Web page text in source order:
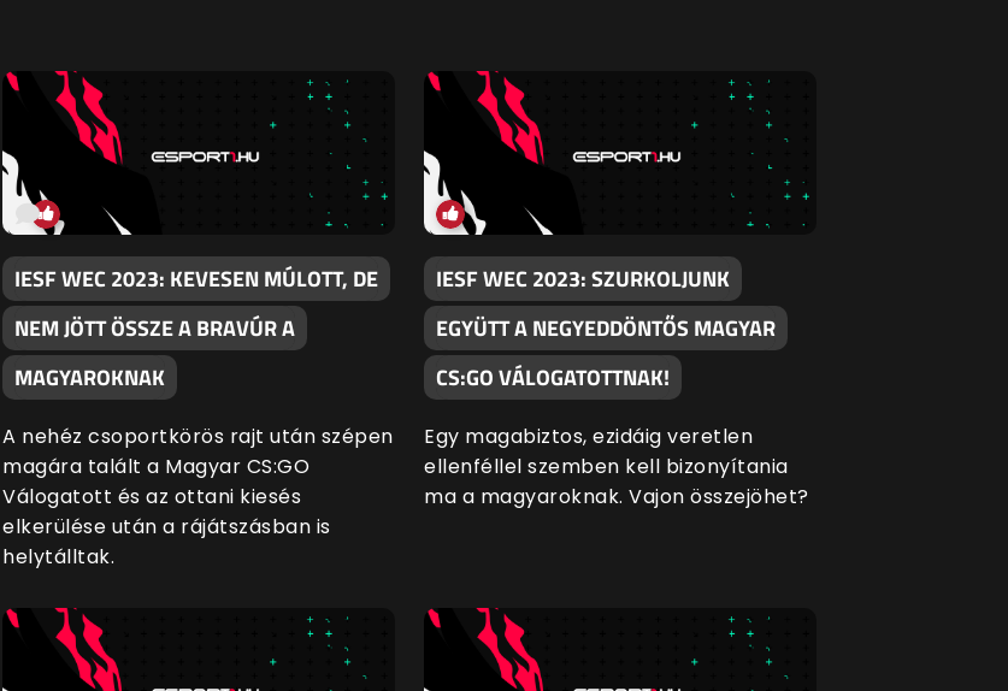
IESF WEC 2023: KEVESEN MÚLOTT, DE
NEM JÖTT ÖSSZE A BRAVÚR A
MAGYAROKNAK
A nehéz csoportkörös rajt után szépen
magára talált a Magyar CS:GO
Válogatott és az ottani kiesés
elkerülése után a rájátszásban is
helytálltak.
IESF WEC 2023: SZURKOLJUNK
EGYÜTT A NEGYEDDÖNTŐS MAGYAR
CS:GO VÁLOGATOTTNAK!
Egy magabiztos, ezidáig veretlen
ellenféllel szemben kell bizonyítania
ma a magyaroknak. Vajon összejöhet?